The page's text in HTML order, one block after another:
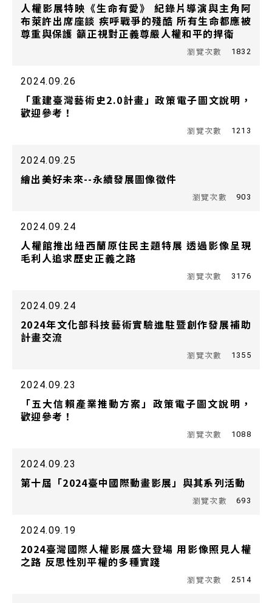
人權影展特映《生命有愛》 紀錄片導演與主角阿
布萊許出席座談 疾呼戰爭的殘酷 所有生命都應被
尊重與保護 籲正視對正義尊嚴人權和平的捍衛
1832
2024.09.26
「重建臺灣藝術史2.0計畫」政策電子圖文說明，
歡迎參考！
1213
2024.09.25
繪出美好未來--永續發展圖像徵件
903
2024.09.24
人權館推出紐西蘭原住民主題特展 透過影像呈現
毛利人追求歷史正義之路
3176
2024.09.24
2024年文化部科技藝術實驗進駐暨創作發展補助
計畫交流
1355
2024.09.23
「五大信賴產業推動方案」政策電子圖文說明，
歡迎參考！
1088
2024.09.23
第十屆「2024臺中國際動畫影展」與其系列活動
693
2024.09.19
2024臺灣國際人權影展盛大登場 用影像照見人權
之路 反思性別平權的多種實踐
2514